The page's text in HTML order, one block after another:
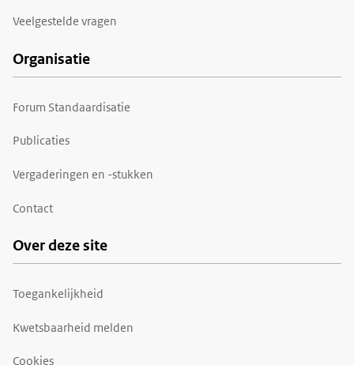
Veelgestelde vragen
Organisatie
Forum Standaardisatie
Publicaties
Vergaderingen en -stukken
Contact
Over deze site
Toegankelijkheid
Kwetsbaarheid melden
Cookies